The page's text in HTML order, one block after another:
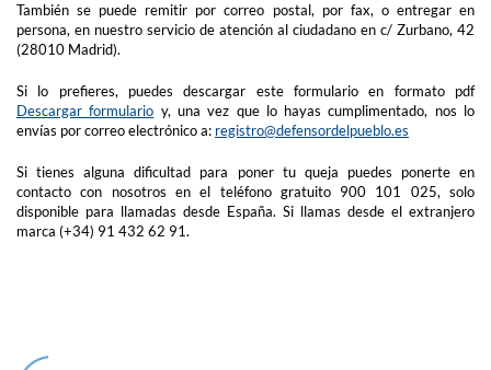
También se puede remitir por correo postal, por fax, o entregar en
persona, en nuestro servicio de atención al ciudadano en c/ Zurbano, 42
(28010 Madrid).
Si lo prefieres, puedes descargar este formulario en formato pdf
Descargar formulario y, una vez que lo hayas cumplimentado, nos lo
envías por correo electrónico a: registro@defensordelpueblo.es
Si tienes alguna dificultad para poner tu queja puedes ponerte en
contacto con nosotros en el teléfono gratuito 900 101 025, solo
disponible para llamadas desde España. Si llamas desde el extranjero
marca (+34) 91 432 62 91.